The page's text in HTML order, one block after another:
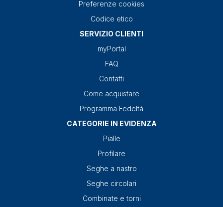
Preferenze cookies
Codice etico
SERVIZIO CLIENTI
myPortal
FAQ
Contatti
Come acquistare
Programma Fedeltà
CATEGORIE IN EVIDENZA
Pialle
Profilare
Seghe a nastro
Seghe circolari
Combinate e torni